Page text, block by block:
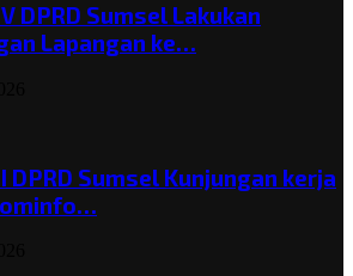
DPRD Sumsel Lakukan
Lapangan ke…
DPRD Sumsel Kunjungan kerja